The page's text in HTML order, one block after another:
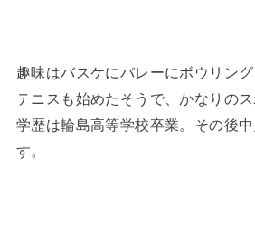
趣味はバスケにバレーにボウリン
テニスも始めたそうで、かなりの
学歴は輪島高等学校卒業。その後
す。